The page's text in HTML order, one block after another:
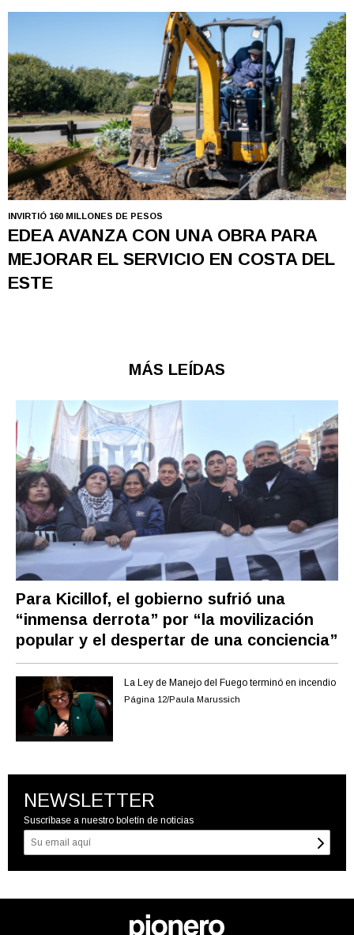
INVIRTIÓ 160 MILLONES DE PESOS
EDEA AVANZA CON UNA OBRA PARA
MEJORAR EL SERVICIO EN COSTA DEL
ESTE
MÁS LEÍDAS
Para Kicillof, el gobierno sufrió una
“inmensa derrota” por “la movilización
popular y el despertar de una conciencia”
La Ley de Manejo del Fuego terminó en incendio
Página 12/Paula Marussich
NEWSLETTER
Suscríbase a nuestro boletín de noticias